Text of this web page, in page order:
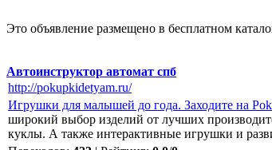
Это объявление размещено в бесплатном
Автоинструктор автомат спб
http://pokupkidetyam.ru/
Игрушки для малышей до года. Заходите на
широкий выбор изделий от лучших
куклы. А также интерактивные игрушки и